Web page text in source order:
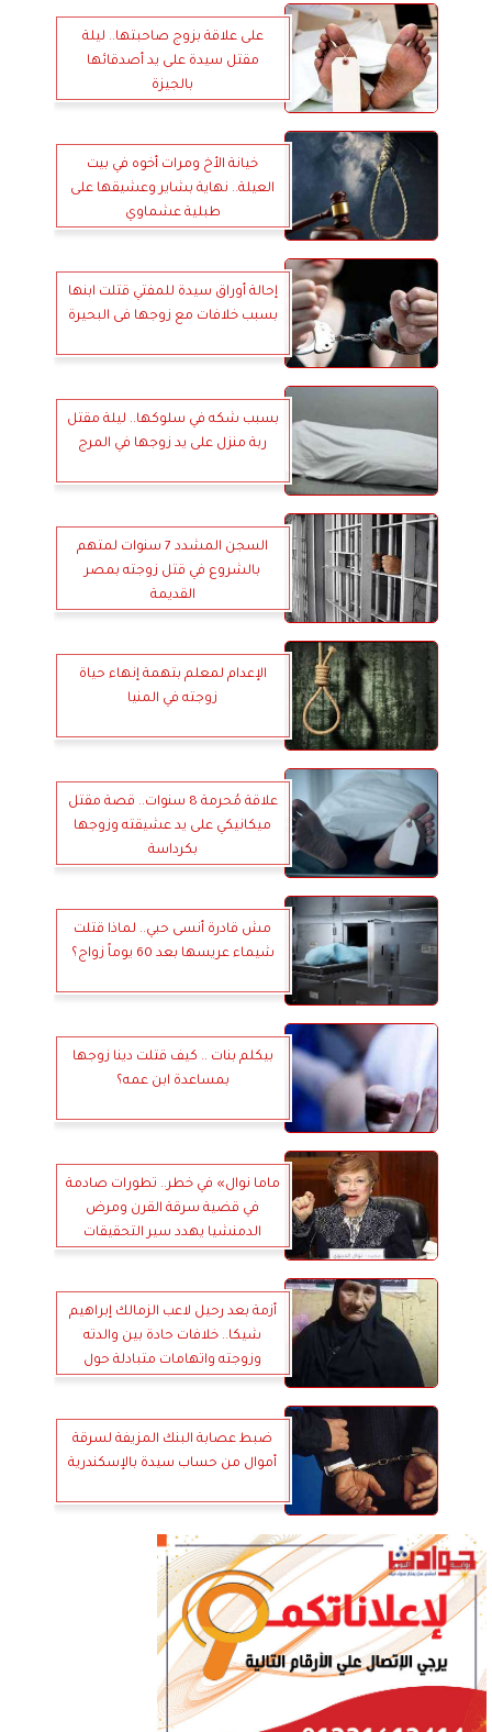
على علاقة بزوج صاحبتها.. ليلة
مقتل سيدة على يد أصدقائها
بالجيزة
خيانة الأخ ومرات أخوه في بيت
العيلة.. نهاية بشاير وعشيقها على
طبلية عشماوي
إحالة أوراق سيدة للمفتي قتلت ابنها
بسبب خلافات مع زوجها فى البحيرة
بسبب شكه في سلوكها.. ليلة مقتل
ربة منزل على يد زوجها في المرج
السجن المشدد 7 سنوات لمتهم
بالشروع في قتل زوجته بمصر
القديمة
الإعدام لمعلم بتهمة إنهاء حياة
زوجته في المنيا
علاقة مُحرمة 8 سنوات.. قصة مقتل
ميكانيكي على يد عشيقته وزوجها
بكرداسة
مش قادرة أنسى حبي.. لماذا قتلت
شيماء عريسها بعد 60 يوماً زواج؟
بيكلم بنات .. كيف قتلت دينا زوجها
بمساعدة ابن عمه؟
ماما نوال» في خطر.. تطورات صادمة
في قضية سرقة القرن ومرض
الدمنشيا يهدد سير التحقيقات
أزمة بعد رحيل لاعب الزمالك إبراهيم
شيكا.. خلافات حادة بين والدته
وزوجته واتهامات متبادلة حول
ضبط عصابة البنك المزيفة لسرقة
أموال من حساب سيدة بالإسكندرية